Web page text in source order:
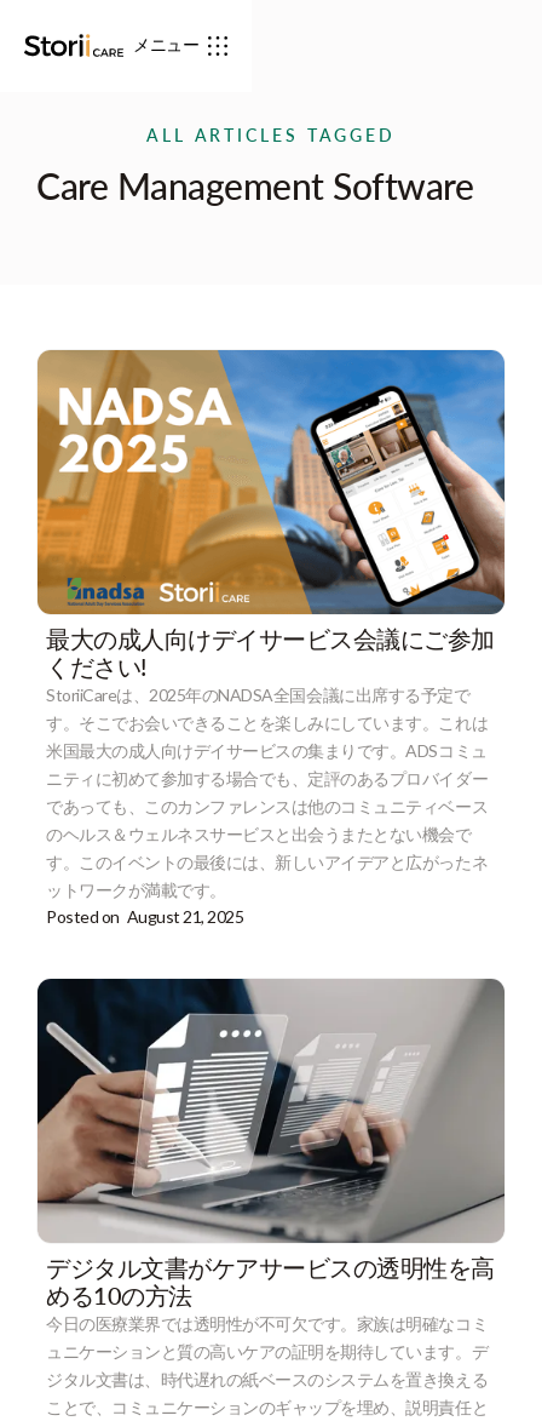
メニュー
ALL ARTICLES TAGGED
Care Management Software
最大の成人向けデイサービス会議にご参加
ください!
StoriiCareは、2025年のNADSA全国会議に出席する予定で
す。そこでお会いできることを楽しみにしています。これは
米国最大の成人向けデイサービスの集まりです。ADSコミュ
ニティに初めて参加する場合でも、定評のあるプロバイダー
であっても、このカンファレンスは他のコミュニティベース
のヘルス＆ウェルネスサービスと出会うまたとない機会で
す。このイベントの最後には、新しいアイデアと広がったネ
ットワークが満載です。
Posted on August 21, 2025
デジタル文書がケアサービスの透明性を高
める10の方法
今日の医療業界では透明性が不可欠です。家族は明確なコミ
ュニケーションと質の高いケアの証明を期待しています。デ
ジタル文書は、時代遅れの紙ベースのシステムを置き換える
ことで、コミュニケーションのギャップを埋め、説明責任と